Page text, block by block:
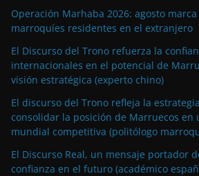
Operación Marhaba 2026: agosto
marroquíes residentes en el extranjero
El Discurso del Trono refuerza la
internacionales en el potencial de
visión estratégica (experto chino)
El discurso del Trono refleja la
consolidar la posición de Marruecos en
mundial competitiva (politólogo
El Discurso Real, un mensaje portador
confianza en el futuro (académico